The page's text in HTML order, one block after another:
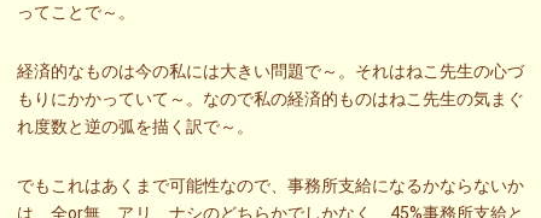
ってことで～。
経済的なものは今の私には大きい問題で～。それはねこ先生の心づ
もりにかかっていて～。なので私の経済的ものはねこ先生の気まぐ
れ度数と逆の弧を描く訳で～。
でもこれはあくまで可能性なので、事務所支給になるかならないか
は、全or無、アリ、ナシのどちらかでしかなく、45%事務所支給と